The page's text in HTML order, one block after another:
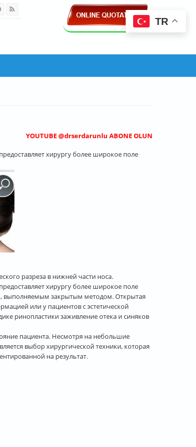
YOUTUBE @drserdarunlu ABONE OLUN
хирургу более широкое поле
разреза в нижней части носа.
хирургу более широкое поле
выполняемым закрытым методом. Открытая
или у пациентов с эстетической
ринопластики заживление отека и синяков
пациента. Несмотря на небольшие
выбор хирургической техники, которая
на результат.
TR